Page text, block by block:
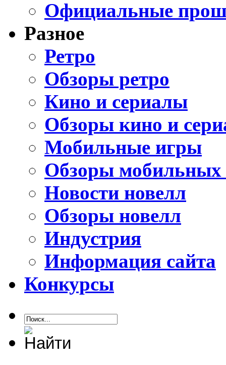
Официальные
Разное
Ретро
Обзоры ретро
Кино и сериалы
Обзоры кино и
Мобильные игры
Обзоры мобильных
Новости новелл
Обзоры новелл
Индустрия
Информация сайта
Конкурсы